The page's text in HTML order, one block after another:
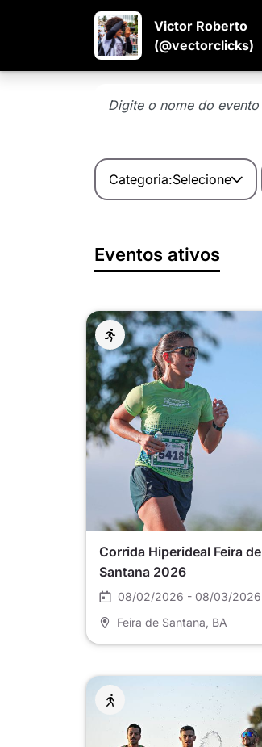
Victor Roberto
(@vectorclicks)
Categoria:Selecione
Eventos ativos
Corrida Hiperideal Feira de
Santana 2026
08/02/2026 - 08/03/2026
Feira de Santana , BA